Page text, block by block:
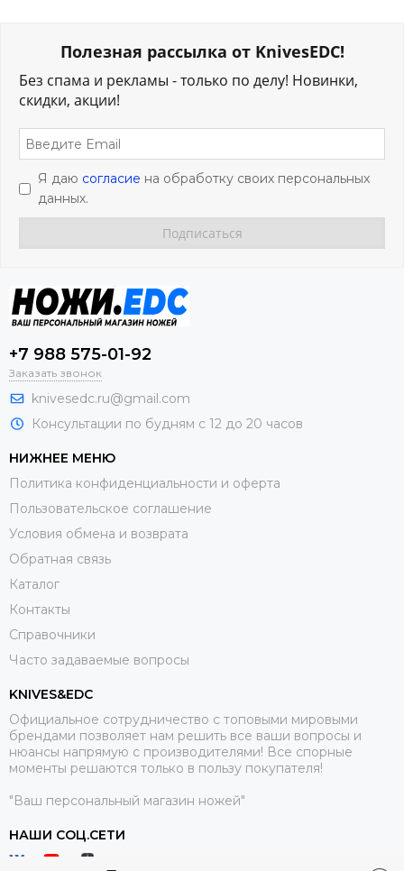
Полезная рассылка от KnivesEDC!
Без спама и рекламы - только по делу! Новинки,
скидки, акции!
Я даю согласие на обработку своих персональных
данных.
+7 988 575-01-92
Заказать звонок
knivesedc.ru@gmail.com
Консультации по будням с 12 до 20 часов
НИЖНЕЕ МЕНЮ
Политика конфиденциальности и оферта
Пользовательское соглашение
Условия обмена и возврата
Обратная связь
Каталог
Контакты
Справочники
Часто задаваемые вопросы
KNIVES&EDC
Официальное сотрудничество с топовыми мировыми
брендами позволяет нам решить все ваши вопросы и
нюансы напрямую с производителями! Все спорные
моменты решаются только в пользу покупателя!
"Ваш персональный магазин ножей"
НАШИ СОЦ.СЕТИ